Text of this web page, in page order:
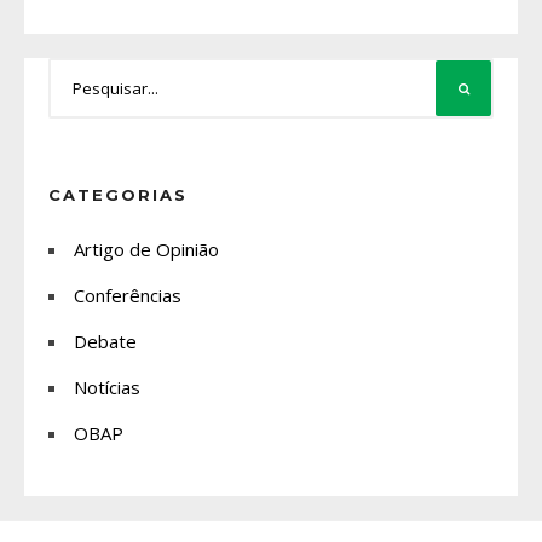
CATEGORIAS
Artigo de Opinião
Conferências
Debate
Notícias
OBAP